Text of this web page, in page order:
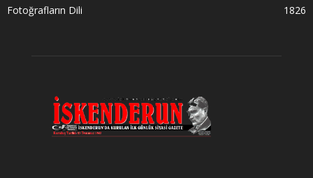
Fotoğrafların Dili
1826